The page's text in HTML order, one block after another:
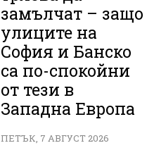
замълчат – защо
улиците на
София и Банско
са по-спокойни
от тези в
Западна Европа
ПЕТЪК, 7 АВГУСТ 2026